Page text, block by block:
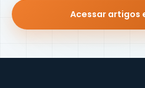
Acessar artigos